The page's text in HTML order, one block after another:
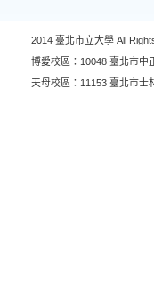
2014 臺北市立大學 All
博愛校區：10048 臺北市中
天母校區：11153 臺北市士